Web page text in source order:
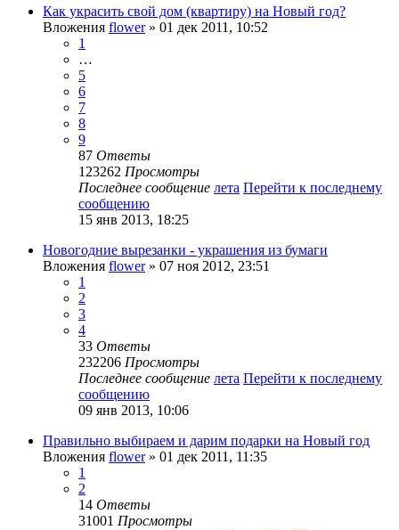
Как украсить свой дом (квартиру) на Новый год?
Вложения flower» 01 дек 2011, 10:52
1
…
5
6
7
8
9
87 Ответы
123262 Просмотры
Последнее сообщение лета Перейти к последнему
сообщению
15 янв 2013, 18:25
Новогодние вырезанки - украшения из бумаги
Вложения flower» 07 ноя 2012, 23:51
1
2
3
4
33 Ответы
232206 Просмотры
Последнее сообщение лета Перейти к последнему
сообщению
09 янв 2013, 10:06
Правильно выбираем и дарим подарки на Новый год
Вложения flower» 01 дек 2011, 11:35
1
2
14 Ответы
31001 Просмотры